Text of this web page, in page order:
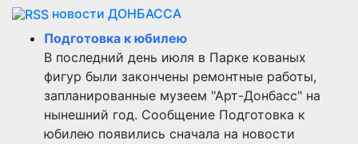
новости ДОНБАССА
Подготовка к юбилею
В последний день июля в Парке кованых
фигур были закончены ремонтные работы,
запланированные музеем "Арт-Донбасс" на
нынешний год. Сообщение Подготовка к
юбилею появились сначала на новости